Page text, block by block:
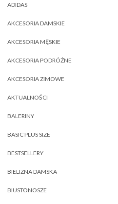
ADIDAS
AKCESORIA DAMSKIE
AKCESORIA MĘSKIE
AKCESORIA PODRÓŻNE
AKCESORIA ZIMOWE
AKTUALNOŚCI
BALERINY
BASIC PLUS SIZE
BESTSELLERY
BIELIZNA DAMSKA
BIUSTONOSZE